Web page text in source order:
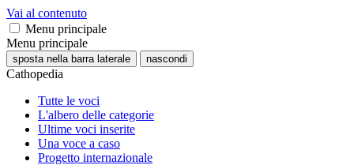
Vai al contenuto
Menu principale
Menu principale
sposta nella barra laterale nascondi
Cathopedia
Tutte le voci
L'albero delle categorie
Ultime voci inserite
Una voce a caso
Progetto internazionale